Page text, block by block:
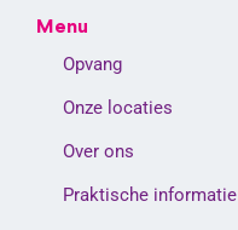
Menu
Opvang
Onze locaties
Over ons
Praktische informatie